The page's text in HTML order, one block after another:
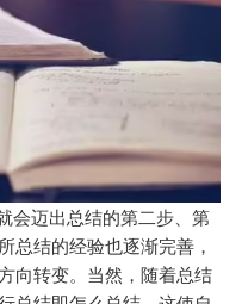
会迈出总结的第二步、第
结的经验也逐渐完善，
向转变。当然，随着总结